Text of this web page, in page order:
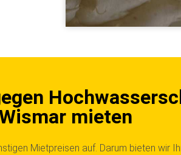
mieten
Mietpreisen auf. Darum bieten wir